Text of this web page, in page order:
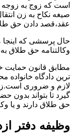
است که زوج به زوجه
صیغه نکاح به زن
عقد،قصد دادن حق
حال پرسشی که
وکالتنامه حق طلاق
مطابق قانون حمایت
ترین دادگاه
لازم و ضروری
گیرد تا بتواند بدون
حق طلاق دارند و یا
وظیفه دفتر